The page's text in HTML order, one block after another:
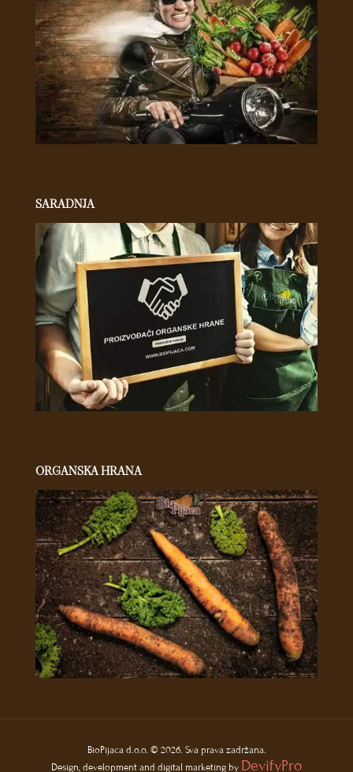
SARADNJA
ORGANSKA HRANA
BioPijaca d.o.o. © 2026. Sva prava zadržana.
Design, development and digital marketing by DevifyPro